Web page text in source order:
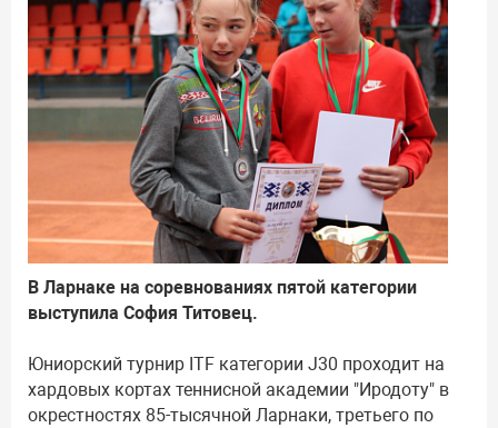
В Ларнаке на соревнованиях пятой категории
выступила София Титовец.
Юниорский турнир ITF категории J30 проходит на
хардовых кортах теннисной академии "Иродоту" в
окрестностях 85-тысячной Ларнаки, третьего по